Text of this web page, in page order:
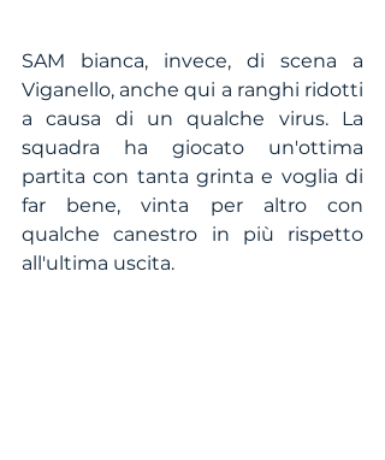
SAM bianca, invece, di scena a
Viganello, anche qui a ranghi ridotti
a causa di un qualche virus. La
squadra ha giocato un'ottima
partita con tanta grinta e voglia di
far bene, vinta per altro con
qualche canestro in più rispetto
all'ultima uscita.